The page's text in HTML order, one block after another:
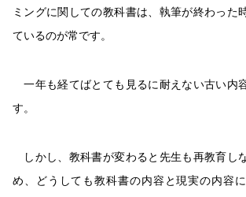
ミングに関しての教科書は、執筆が終わった
ているのが常です。
一年も経てばとても見るに耐えない古い内
す。
しかし、教科書が変わると先生も再教育し
め、どうしても教科書の内容と現実の内容